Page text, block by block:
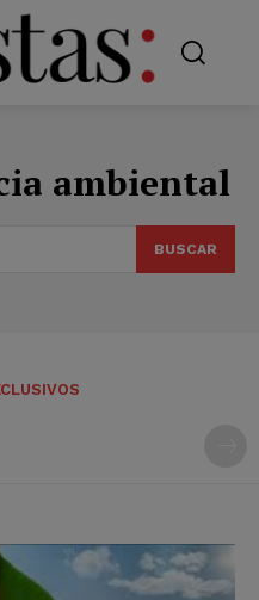
ambiental
BUSCAR